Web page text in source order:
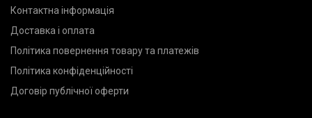
Контактна інформація
Доставка і оплата
Політика повернення товару та платежів
Політика конфіденційності
Договір публічної оферти